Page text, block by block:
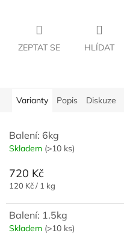
ZEPTAT SE HLÍDAT
Varianty Popis Diskuze
Balení: 6kg
Skladem (>10 ks)
720 Kč
Měrná
120 Kč / 1 kg
Balení: 1.5kg
Skladem (>10 ks)